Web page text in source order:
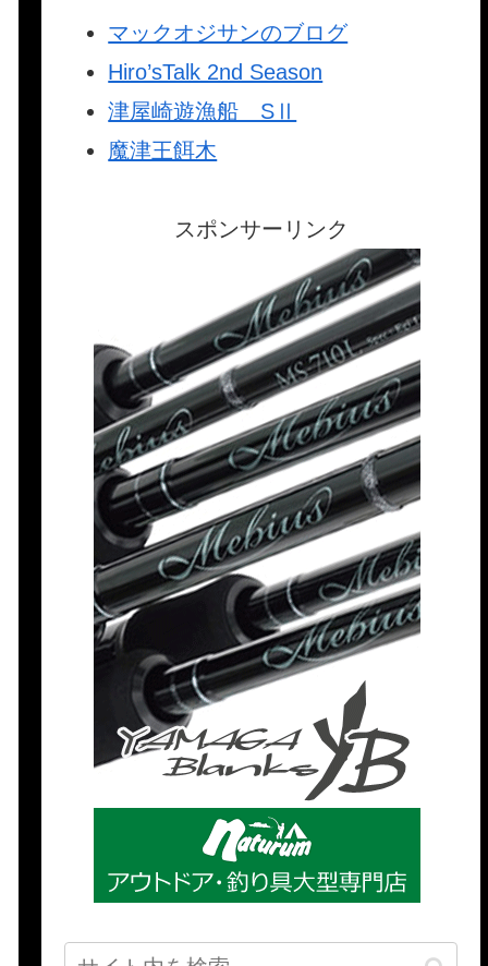
マックオジサンのブログ
Hiro’sTalk 2nd Season
津屋崎遊漁船 SⅡ
魔津王餌木
スポンサーリンク